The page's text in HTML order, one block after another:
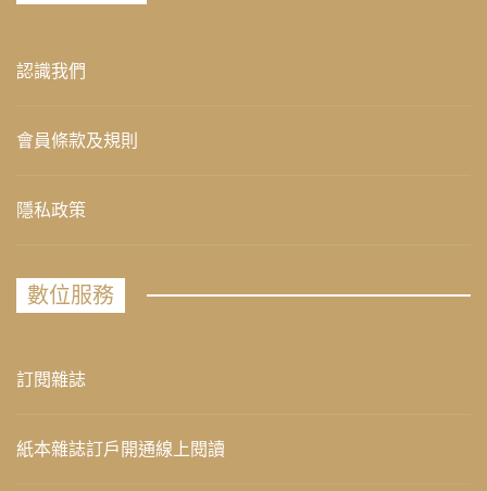
認識我們
會員條款及規則
隱私政策
數位服務
訂閱雜誌
紙本雜誌訂戶開通線上閱讀